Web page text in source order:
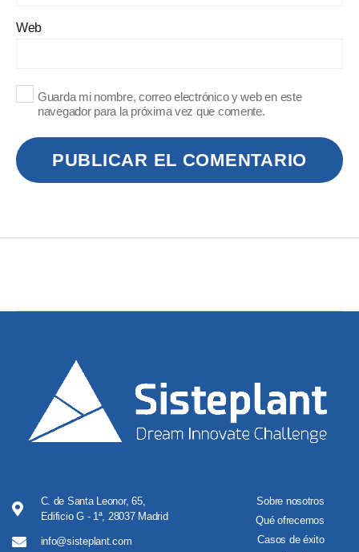
Web
Guarda mi nombre, correo electrónico y web en este
navegador para la próxima vez que comente.
C. de Santa Leonor, 65,
Edificio G - 1ª, 28037 Madrid
info@sisteplant.com
Sobre nosotros
Qué ofrecemos
Casos de éxito